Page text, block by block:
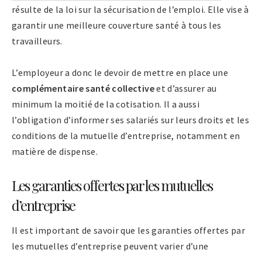
résulte de la loi sur la sécurisation de l’emploi. Elle vise à
garantir une meilleure couverture santé à tous les
travailleurs.
L’employeur a donc le devoir de mettre en place une
complémentaire santé collectiveet d’assurer au
minimum la moitié de la cotisation. Il a aussi
l’obligation d’informer ses salariés sur leurs droits et les
conditions de la mutuelle d’entreprise, notamment en
matière de dispense.
Les garanties offertes par les mutuelles
d’entreprise
Il est important de savoir que les garanties offertes par
les mutuelles d’entreprise peuvent varier d’une